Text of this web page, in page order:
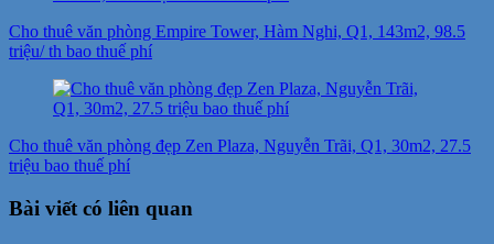
Cho thuê văn phòng Empire Tower, Hàm Nghi, Q1, 143m2, 98.5
triệu/ th bao thuế phí
Cho thuê văn phòng đẹp Zen Plaza, Nguyễn Trãi, Q1, 30m2, 27.5
triệu bao thuế phí
Bài viết có liên quan